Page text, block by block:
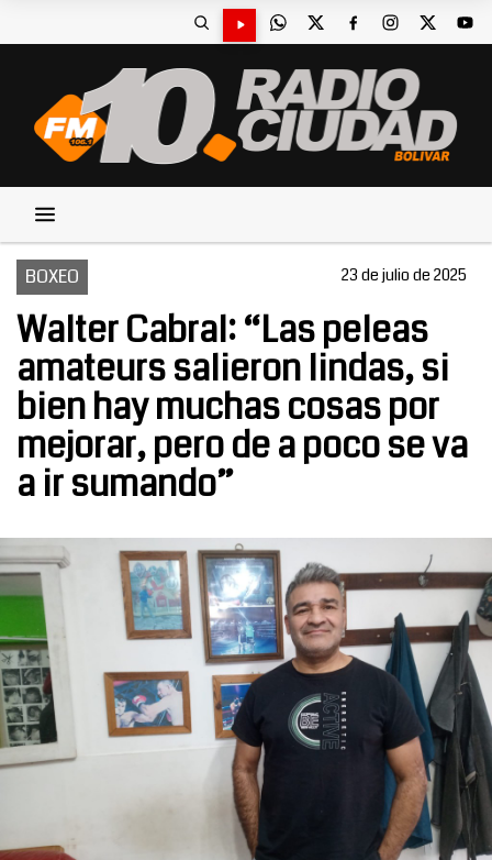
BOXEO 23 de julio de 2025
Walter Cabral: “Las peleas
amateurs salieron lindas, si
bien hay muchas cosas por
mejorar, pero de a poco se va
a ir sumando”